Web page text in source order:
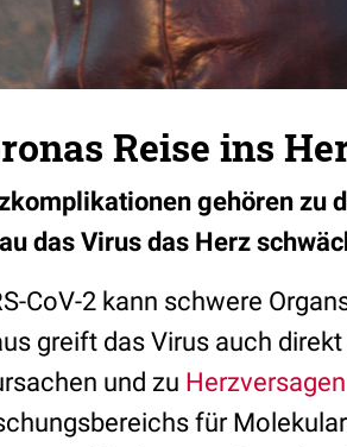
Reise ins
gehören zu
das Virus das Herz
CoV-2 kann schwere
greift das Virus auch
und zu Herzversagen
für